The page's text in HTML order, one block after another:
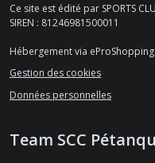
Ce site est édité par SPORTS
SIREN : 81246981500011
Hébergement via eProShopping
Gestion des cookies
Données personnelles
Team SCC